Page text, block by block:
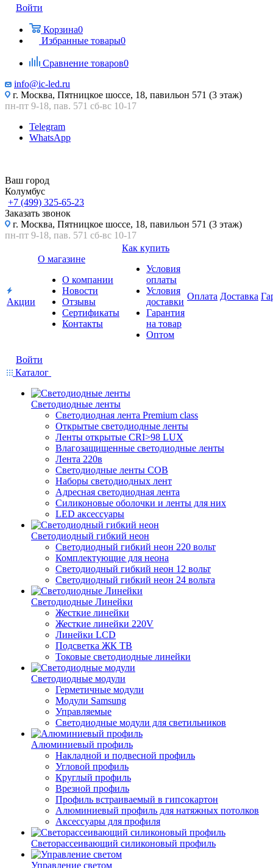
Войти
Корзина0
Избранные товары0
Сравнение товаров0
info@ic-led.ru
г. Москва, Пятницкое шоссе, 18, павильон 571 (3 этаж)
пн-пт 9-18, пав. 571 сб-вс 10-17
Telegram
WhatsApp
Ваш город
Колумбус
+7 (499) 325-65-23
Заказать звонок
г. Москва, Пятницкое шоссе, 18, павильон 571 (3 этаж)
пн-пт 9-18, пав. 571 сб-вс 10-17
Акции
О магазине
О компании
Новости
Отзывы
Сертификаты
Контакты
Как купить
Условия
оплаты
Условия
доставки
Гарантия
на товар
Оптом
Оплата Доставка
Войти
Каталог
Светодиодные ленты
Светодиодная лента Premium class
Открытые светодиодные ленты
Ленты открытые CRI>98 LUX
Влагозащищенные светодиодные ленты
Лента 220в
Светодиодные ленты COB
Наборы светодиодных лент
Адресная светодиодная лента
Силиконовые оболочки и ленты для них
LED аксессуары
Светодиодный гибкий неон
Светодиодный гибкий неон 220 вольт
Комплектующие для неона
Светодиодный гибкий неон 12 вольт
Светодиодный гибкий неон 24 вольта
Светодиодные Линейки
Жесткие линейки
Жесткие линейки 220V
Линейки LCD
Подсветка ЖК ТВ
Токовые светодиодные линейки
Светодиодные модули
Герметичные модули
Модули Samsung
Управляемые
Светодиодные модули для светильников
Алюминиевый профиль
Накладной и подвесной профиль
Угловой профиль
Круглый профиль
Врезной профиль
Профиль встраиваемый в гипсокартон
Алюминиевый профиль для натяжных потолков
Аксессуары для профиля
Светорассеивающий силиконовый профиль
Управление светом